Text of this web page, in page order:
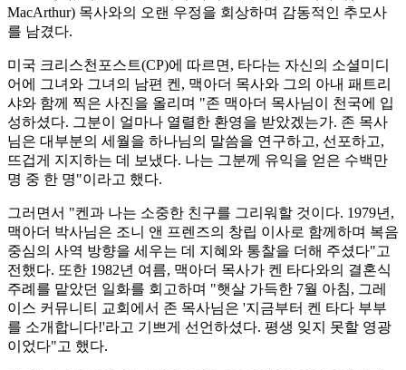
MacArthur) 목사와의 오랜 우정을 회상하며 감동적인 추모사
를 남겼다.
미국 크리스천포스트(CP)에 따르면, 타다는 자신의 소셜미디
어에 그녀와 그녀의 남편 켄, 맥아더 목사와 그의 아내 패트리
샤와 함께 찍은 사진을 올리며 "존 맥아더 목사님이 천국에 입
성하셨다. 그분이 얼마나 열렬한 환영을 받았겠는가. 존 목사
님은 대부분의 세월을 하나님의 말씀을 연구하고, 선포하고,
뜨겁게 지지하는 데 보냈다. 나는 그분께 유익을 얻은 수백만
명 중 한 명"이라고 했다.
그러면서 "켄과 나는 소중한 친구를 그리워할 것이다. 1979년,
맥아더 박사님은 조니 앤 프렌즈의 창립 이사로 함께하며 복음
중심의 사역 방향을 세우는 데 지혜와 통찰을 더해 주셨다"고
전했다. 또한 1982년 여름, 맥아더 목사가 켄 타다와의 결혼식
주례를 맡았던 일화를 회고하며 "햇살 가득한 7월 아침, 그레
이스 커뮤니티 교회에서 존 목사님은 '지금부터 켄 타다 부부
를 소개합니다!'라고 기쁘게 선언하셨다. 평생 잊지 못할 영광
이었다"고 했다.